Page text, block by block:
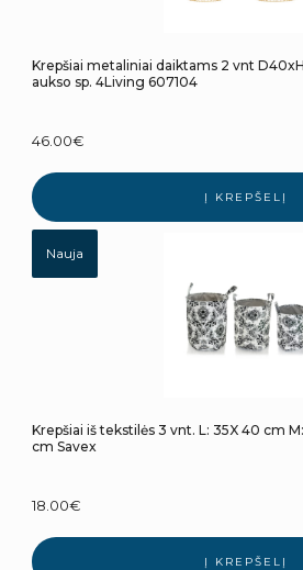
Krepšiai metaliniai daiktams 2 vnt
aukso sp. 4Living 607104
46.00€
Į KREPŠELĮ
Nauja
Krepšiai iš tekstilės 3 vnt. L: 35X 40 cm
cm Savex
18.00€
Į KREPŠELĮ